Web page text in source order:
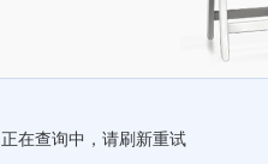
正在查询中，请刷新重试